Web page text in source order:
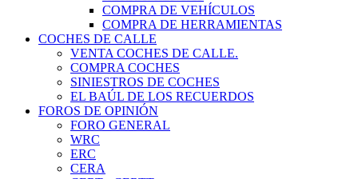
COMPRA DE VEHÍCULOS
COMPRA DE HERRAMIENTAS
COCHES DE CALLE
VENTA COCHES DE CALLE.
COMPRA COCHES
SINIESTROS DE COCHES
EL BAÚL DE LOS RECUERDOS
FOROS DE OPINIÓN
FORO GENERAL
WRC
ERC
CERA